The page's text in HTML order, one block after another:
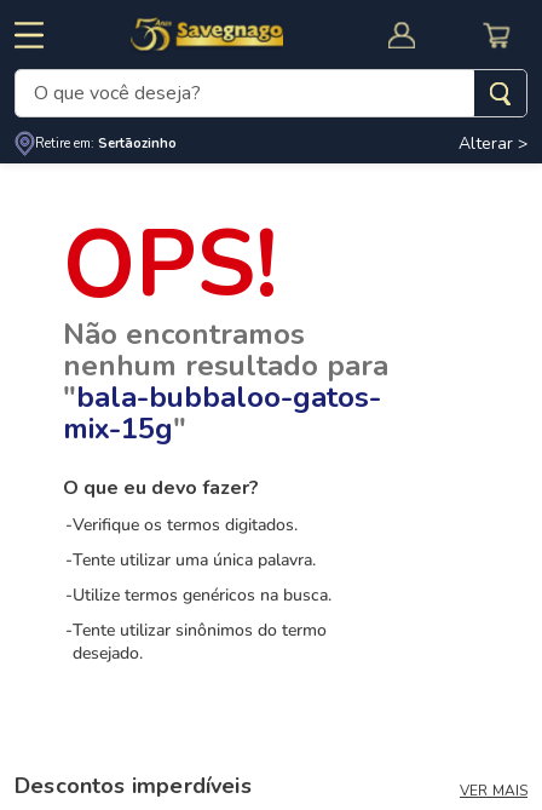
CUPOM DE DESCONTO
O que você deseja?
Retire em: Sertãozinho Alterar >
Não encontramos
nenhum resultado para
"bala-bubbaloo-gatos-
mix-15g"
O que eu devo fazer?
Verifique os termos digitados.
Tente utilizar uma única palavra.
Utilize termos genéricos na busca.
Tente utilizar sinônimos do termo
desejado.
Descontos imperdíveis VER MAIS
Termos mais buscados
cafe
cerveja
carne
arroz